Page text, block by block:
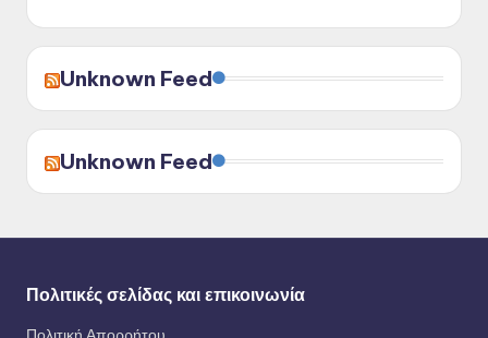
Unknown Feed
Unknown Feed
Πολιτικές σελίδας και επικοινωνία